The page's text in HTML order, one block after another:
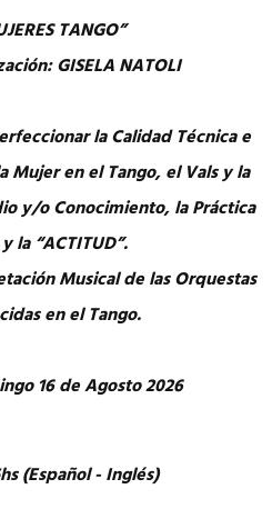
TANGO”
GISELA NATOLI
la Calidad Técnica e
en el Tango, el Vals y la
y/o Conocimiento, la Práctica
la “ACTITUD”.
Musical de las Orquestas
en el Tango.
16 de Agosto 2026
(Español - Inglés)